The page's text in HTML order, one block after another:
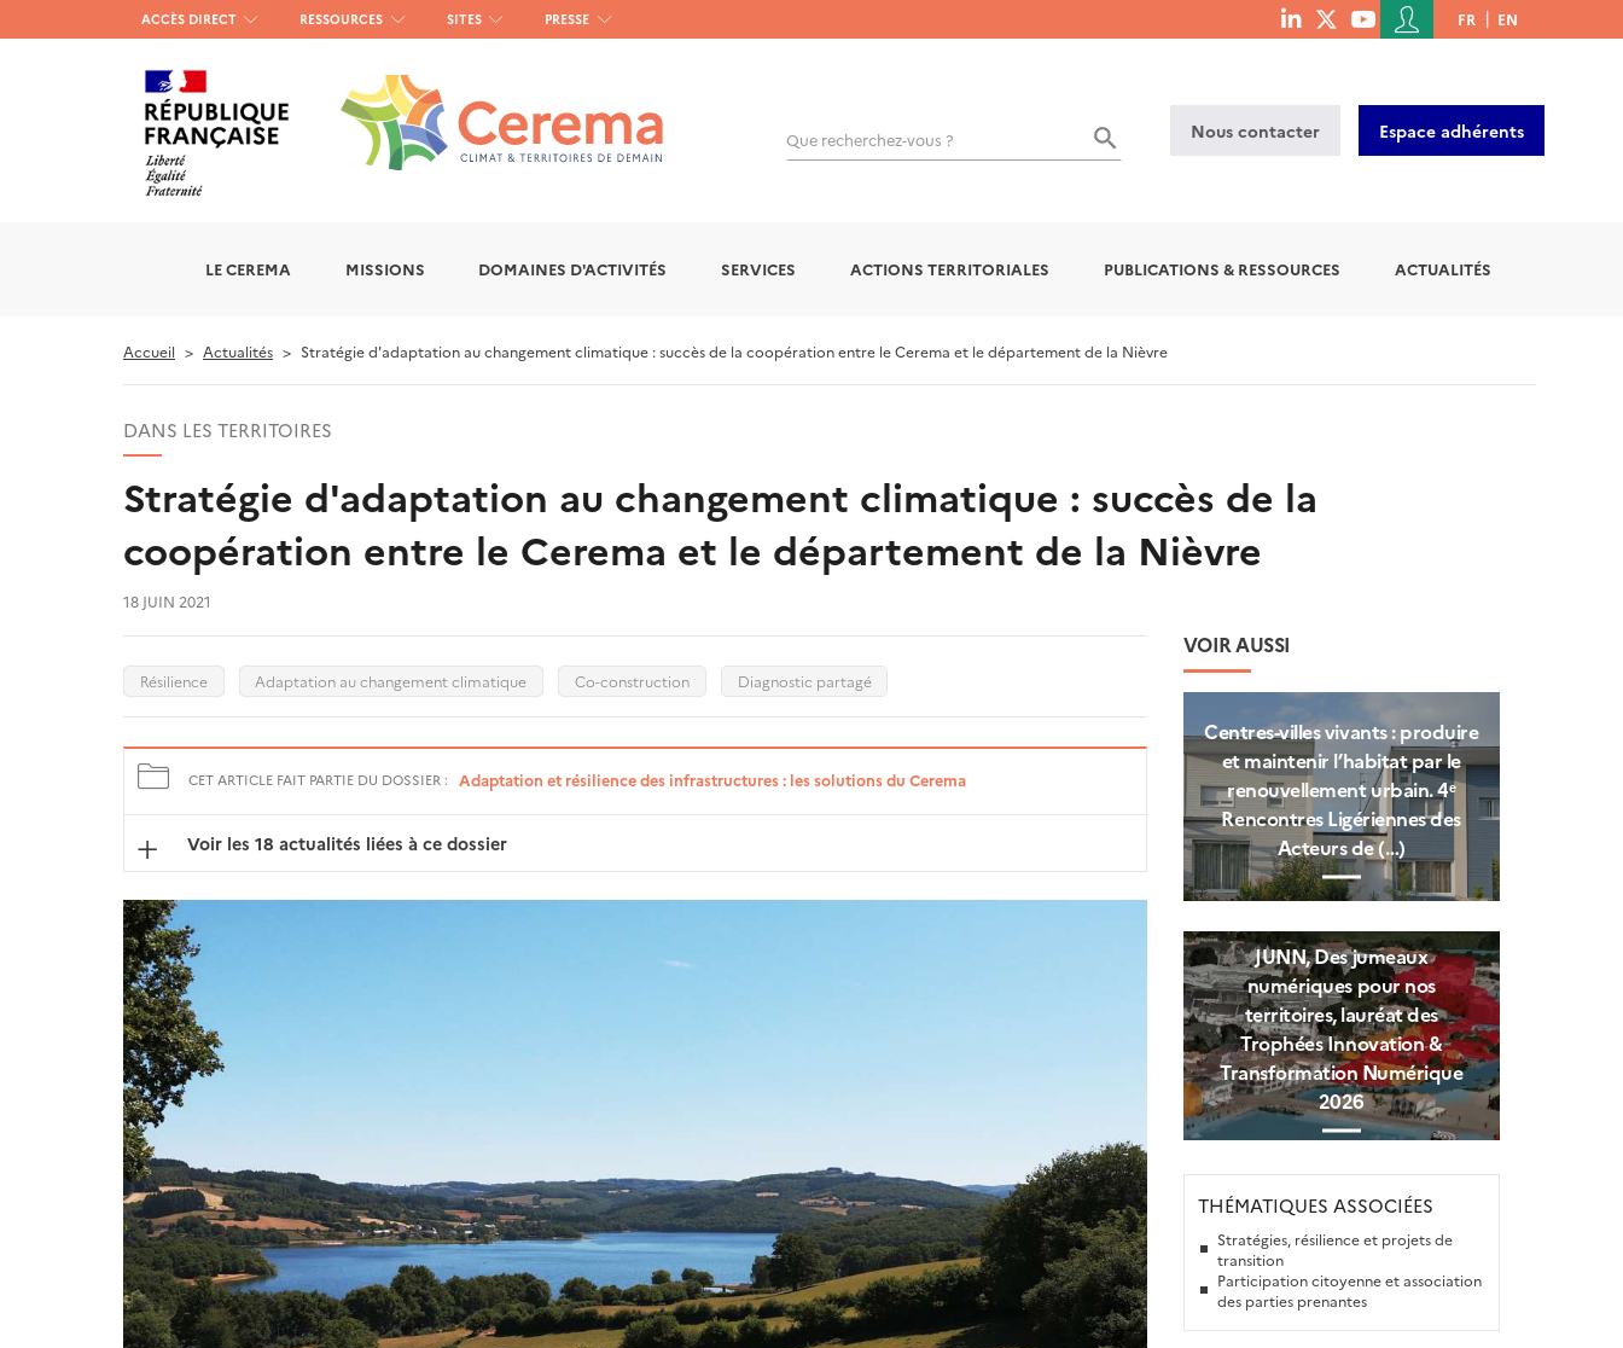
Menu
haut
gauche
ACCÈS DIRECT RESSOURCES SITES PRESSE
menu
Menu
du
de
l'utilisateur
FR EN
Que recherchez-vous ? Nous contacter Espace adhérents
LE CEREMA MISSIONS DOMAINES D'ACTIVITÉS SERVICES ACTIONS TERRITORIALES PUBLICATIONS & RESSOURCES ACTUALITÉS
Accueil Actualités Stratégie d'adaptation au changement climatique : succès de la coopération entre le Cerema et le département de la Nièvre
DANS LES TERRITOIRES
Stratégie d'adaptation au changement climatique : succès de la
coopération entre le Cerema et le département de la Nièvre
18 JUIN 2021
Résilience Adaptation au changement climatique Co-construction Diagnostic partagé
CET ARTICLE FAIT PARTIE DU DOSSIER : Adaptation et résilience des infrastructures : les solutions du Cerema
Voir les 18 actualités liées à ce dossier
VOIR AUSSI
Centres‑villes vivants : produire
et maintenir l’habitat par le
renouvellement urbain. 4ᵉ
Rencontres Ligériennes des
Acteurs de (…)
JUNN, Des jumeaux
numériques pour nos
territoires, lauréat des
Trophées Innovation &
Transformation Numérique
2026
THÉMATIQUES ASSOCIÉES
Stratégies, résilience et projets de
transition
Participation citoyenne et association
des parties prenantes